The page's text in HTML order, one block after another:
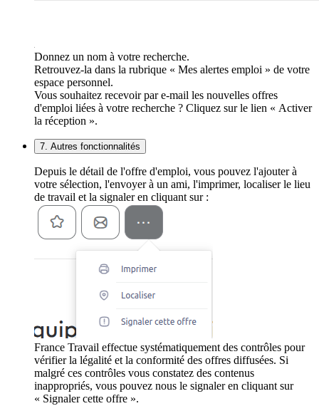
Donnez un nom à votre recherche.
Retrouvez-la dans la rubrique « Mes alertes emploi » de votre
espace personnel.
Vous souhaitez recevoir par e-mail les nouvelles offres
d'emploi liées à votre recherche ? Cliquez sur le lien « Activer
la réception ».
7. Autres fonctionnalités
Depuis le détail de l'offre d'emploi, vous pouvez l'ajouter à
votre sélection, l'envoyer à un ami, l'imprimer, localiser le lieu
de travail et la signaler en cliquant sur :
France Travail effectue systématiquement des contrôles pour
vérifier la légalité et la conformité des offres diffusées. Si
malgré ces contrôles vous constatez des contenus
inappropriés, vous pouvez nous le signaler en cliquant sur
« Signaler cette offre ».